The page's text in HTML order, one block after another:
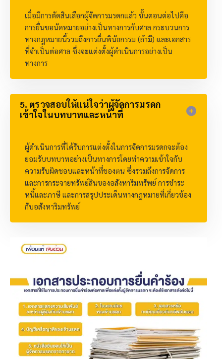
เมื่อมีการตัดสินเลือกผู้จัดการมรดกแล้ว ขั้นตอนต่อไปคือ
การยื่นขอนัดหมายอย่างเป็นทางการกับศาล กระบวนการ
ทางกฎหมายนี้รวมถึงการยื่นพินัยกรรม (ถ้ามี) และเอกสาร
ที่จำเป็นต่อศาล ซึ่งจะแต่งตั้งผู้ดำเนินการอย่างเป็น
ทางการ
5. ตรวจสอบให้แน่ใจว่าผู้จัดการมรดก
เข้าใจในบทบาทและหน้าที่
ผู้ดำเนินการที่ได้รับการแต่งตั้งในการจัดการมรดกจะต้อง
ยอมรับบทบาทอย่างเป็นทางการโดยทำความเข้าใจกับ
ความรับผิดชอบและหน้าที่ของตน ซึ่งรวมถึงการจัดการ
และการกระจายทรัพย์สินของอสังหาริมทรัพย์ การชำระ
หนี้และภาษี และการสรุปประเด็นทางกฎหมายที่เกี่ยวข้อง
กับอสังหาริมทรัพย์